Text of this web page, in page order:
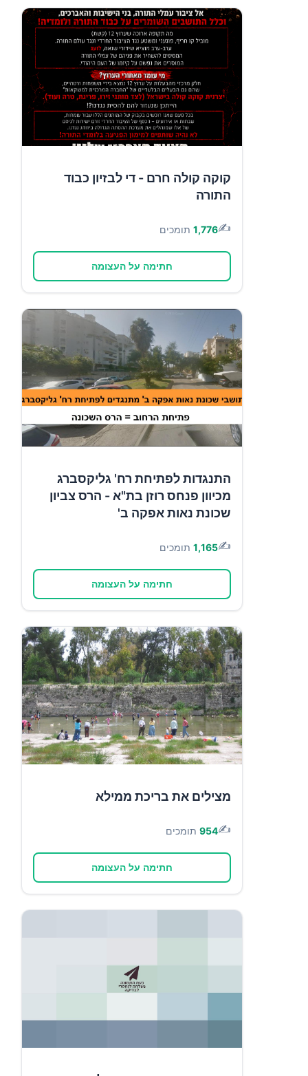
קוקה קולה חרם - די לבזיון כבוד
התורה
✍️
1,776 תומכים
חתימה על העצומה
התנגדות לפתיחת רח' גליקסברג
מכיוון פנחס רוזן בת"א - הרס צביון
שכונת נאות אפקה ב'
✍️
1,165 תומכים
חתימה על העצומה
מצילים את בריכת ממילא
✍️
954 תומכים
חתימה על העצומה